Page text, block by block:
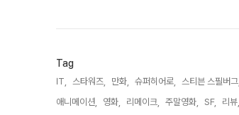
Tag
IT, 스타워즈, 만화, 슈퍼히어로,
스티븐 스필버그,
애니메이션,
영화, 리메이크, 주말영화, SF,
리뷰,